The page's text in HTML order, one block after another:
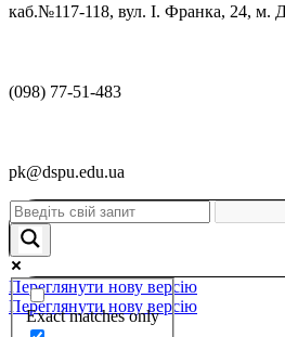
каб.№117-118, вул. І. Франка, 24, м.
(098) 77-51-483
pk@dspu.edu.ua
Exact matches only
Переглянути нову версію
Переглянути нову версію